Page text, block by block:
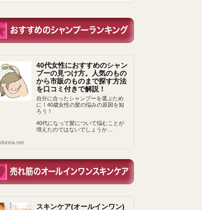
40代女性におすすめのシャン
プーの見つけ方。人気のもの
から市販のものまで探す方法
を口コミ付きで解説！
自分に合ったシャンプーを選ぶため
に！40歳女性の髪の悩みの原因を知
ろう！
40代になって髪について悩むことが
増えたのではないでしょうか…
スキンケア(オールインワン)